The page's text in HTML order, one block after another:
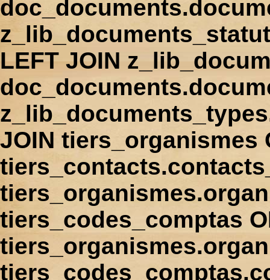
LEFT JOIN
JOIN tiers_organismes
tiers_codes_comptas